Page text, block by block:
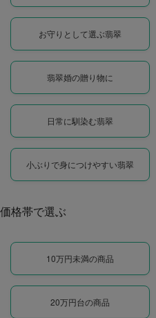
お守りとして選ぶ翡翠
翡翠婚の贈り物に
日常に馴染む翡翠
小ぶりで身につけやすい翡翠
価格帯で選ぶ
10万円未満の商品
20万円台の商品